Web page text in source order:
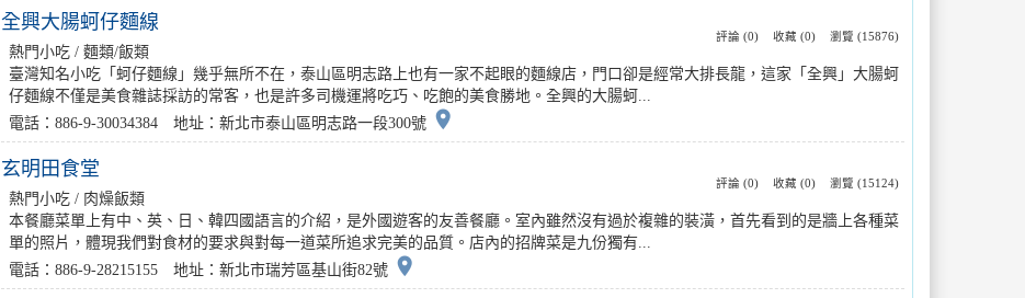
評論 (0) 收藏 (0) 瀏覽 (15876)
全興大腸蚵仔麵線
熱門小吃 / 麵類/飯類
臺灣知名小吃「蚵仔麵線」幾乎無所不在，泰山區明志路上也有一家不起眼的麵線店，門口卻是經常大排長龍，這家「全興」大腸蚵
仔麵線不僅是美食雜誌採訪的常客，也是許多司機運將吃巧、吃飽的美食勝地。全興的大腸蚵...
電話：886-9-30034384 地址：新北市泰山區明志路一段300號 place
評論 (0) 收藏 (0) 瀏覽 (15124)
玄明田食堂
熱門小吃 / 肉燥飯類
本餐廳菜單上有中、英、日、韓四國語言的介紹，是外國遊客的友善餐廳。室內雖然沒有過於複雜的裝潢，首先看到的是牆上各種菜
單的照片，體現我們對食材的要求與對每一道菜所追求完美的品質。店內的招牌菜是九份獨有...
電話：886-9-28215155 地址：新北市瑞芳區基山街82號 place